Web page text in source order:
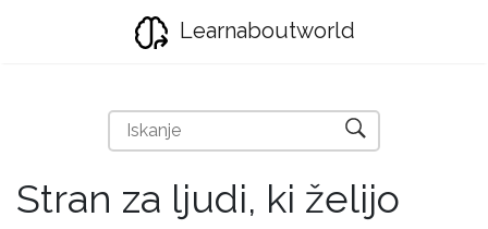
Learnaboutworld
Stran za ljudi, ki želijo